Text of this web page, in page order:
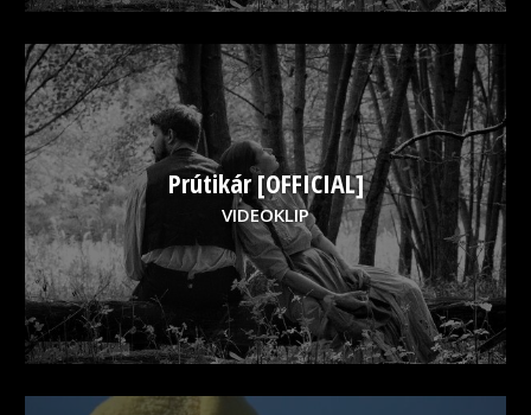
Prútikár [OFFICIAL]
VIDEOKLIP